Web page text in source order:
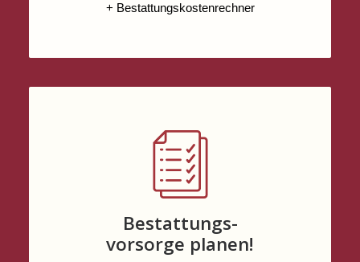
+ Bestattungskostenrechner
Bestattungs-
vorsorge planen!